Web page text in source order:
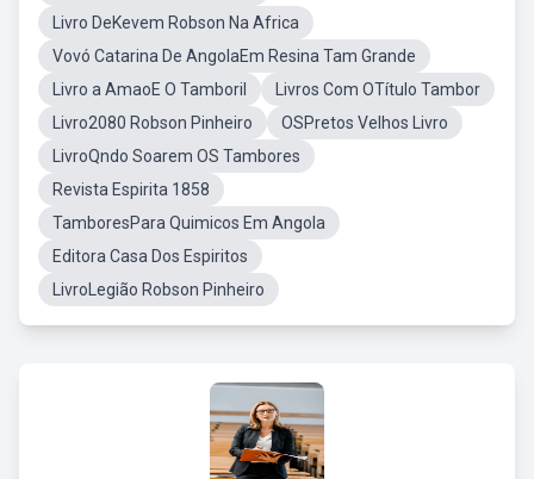
Livro DeKevem Robson Na Africa
Vovó Catarina De AngolaEm Resina Tam Grande
Livro a AmaoE O Tamboril
Livros Com OTítulo Tambor
Livro2080 Robson Pinheiro
OSPretos Velhos Livro
LivroQndo Soarem OS Tambores
Revista Espirita 1858
TamboresPara Quimicos Em Angola
Editora Casa Dos Espiritos
LivroLegião Robson Pinheiro